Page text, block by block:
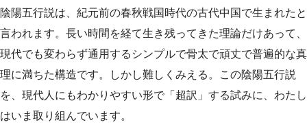
陰陽五行説は、紀元前の春秋戦国時代の古代中国で生まれたと
言われます。長い時間を経て生き残ってきた理論だけあって、
現代でも変わらず通用するシンプルで骨太で頑丈で普遍的な真
理に満ちた構造です。しかし難しくみえる。この陰陽五行説
を、現代人にもわかりやすい形で「超訳」する試みに、わたし
はいま取り組んでいます。